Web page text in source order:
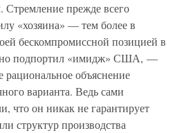
Стремление прежде всего
«хозяина» — тем более в
бескомпромиссной позицией в
подпортил «имидж» США, —
объяснение
варианта. Ведь сами
что он никак не гарантирует
структур производства